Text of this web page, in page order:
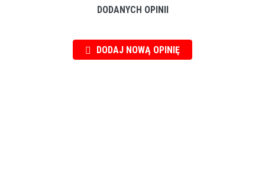
DODANYCH OPINII
DODAJ NOWĄ OPINIĘ